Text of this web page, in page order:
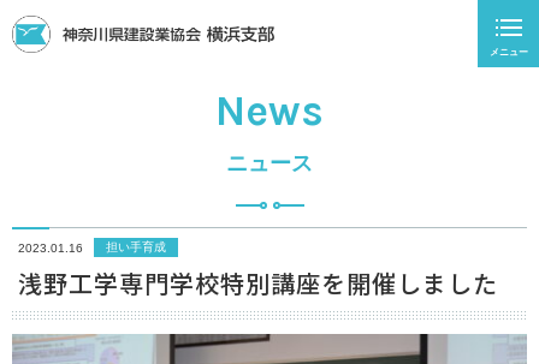
メニュー
News
ニュース
2023.01.16 担い手育成
浅野工学専門学校特別講座を開催しました